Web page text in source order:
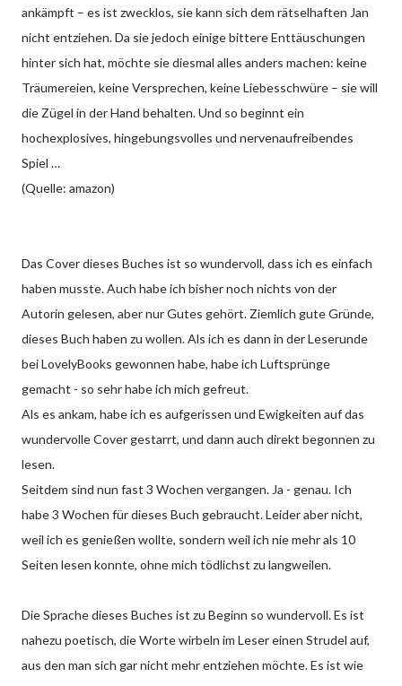
ankämpft – es ist zwecklos, sie kann sich dem rätselhaften Jan
nicht entziehen. Da sie jedoch einige bittere Enttäuschungen
hinter sich hat, möchte sie diesmal alles anders machen: keine
Träumereien, keine Versprechen, keine Liebesschwüre – sie will
die Zügel in der Hand behalten. Und so beginnt ein
hochexplosives, hingebungsvolles und nervenaufreibendes
Spiel …
(Quelle: amazon)
Das Cover dieses Buches ist so wundervoll, dass ich es einfach
haben musste. Auch habe ich bisher noch nichts von der
Autorin gelesen, aber nur Gutes gehört. Ziemlich gute Gründe,
dieses Buch haben zu wollen. Als ich es dann in der Leserunde
bei LovelyBooks gewonnen habe, habe ich Luftsprünge
gemacht - so sehr habe ich mich gefreut.
Als es ankam, habe ich es aufgerissen und Ewigkeiten auf das
wundervolle Cover gestarrt, und dann auch direkt begonnen zu
lesen.
Seitdem sind nun fast 3 Wochen vergangen. Ja - genau. Ich
habe 3 Wochen für dieses Buch gebraucht. Leider aber nicht,
weil ich es genießen wollte, sondern weil ich nie mehr als 10
Seiten lesen konnte, ohne mich tödlichst zu langweilen.
Die Sprache dieses Buches ist zu Beginn so wundervoll. Es ist
nahezu poetisch, die Worte wirbeln im Leser einen Strudel auf,
aus den man sich gar nicht mehr entziehen möchte. Es ist wie